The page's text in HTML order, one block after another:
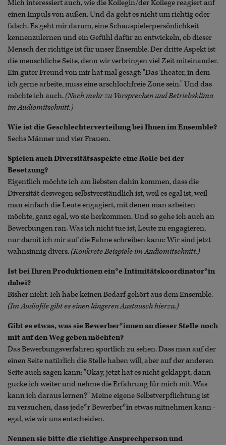
Mich interessiert auch, wie die Kollegin/der Kollege reagiert auf
einen Impuls von außen. Und da geht es nicht um richtig oder
falsch. Es geht mir darum, eine Schauspielerpersönlichkeit
kennenzulernen und ein Gefühl dafür zu entwickeln, ob dieser
Mensch der richtige ist für unser Ensemble. Der dritte Aspekt ist
die menschliche Seite, denn wir verbringen viel Zeit miteinander.
Ein guter Freund von mir hat mal gesagt: "Das Theater, in dem
ich gerne arbeite, muss eine arschlochfreie Zone sein." Und das
möchte ich auch. (Noch mehr zu Vorsprechen und Betriebsklima
im Audiomitschnitt.)
Wie ist die Geschlechterverteilung bei Ihnen im Ensemble?
Sechs Männer und vier Frauen.
Spielen auch Diversitätsaspekte eine Rolle bei der
Besetzung?
Eigentlich möchte ich am liebsten dahin kommen, dass die
Diversität deswegen selbstverständlich ist, weil es egal ist, weil
man einfach die Leute engagiert, mit denen man arbeiten
möchte, ganz egal, wo sie herkommen. Und so gehe ich auch an
Bewerbungen ran. Was ich nicht tue ist, Leute zu engagieren,
nur damit ich mir auf die Fahne schreiben kann: Wir sind jetzt
wahnsinnig divers. (Konkrete Beispiele im Audiomitschnitt.)
Ist bei Ihren Produktionen ein*e Intimitätskoordinator*in
dabei?
Bisher nicht. Ich habe keinen Bedarf gehört aus dem Ensemble.
(Im Audiofile gibt es einen längeren Austausch hierzu.)
Gibt es etwas, was sie Bewerber*innen an dieser Stelle noch
mit auf den Weg geben möchten?
Das Bewerbungsverfahren sportlich zu sehen. Dass man auf der
einen Seite natürlich die Stelle haben will, aber auf der anderen
Seite auch sagen kann: "Okay, jetzt hat es nicht geklappt, dann
gucke ich weiter und nehme die Erfahrung für mich mit. Was
kann ich daraus lernen?" Meine eigene Selbstverpflichtung ist
zu versuchen, dass jede*r Bewerber*in etwas mitnehmen kann -
egal, wie wir uns entscheiden.
Nennen sie bitte die richtige Ansprechperson und